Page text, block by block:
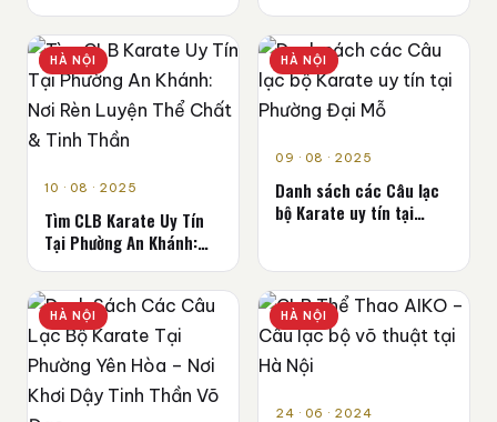
HÀ NỘI
10 · 08 · 2025
Tìm CLB Karate Uy Tín
Tại Phường An Khánh:
& Tinh Thần
HÀ NỘI
09 · 08 · 2025
Danh sách các Câu lạc
bộ Karate uy tín tại
HÀ NỘI HÀ NỘI
24 · 06 · 2024